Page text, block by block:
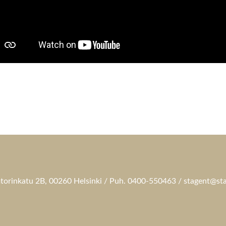
2B, 00260 Helsinki / Puh. 0400-550463 /